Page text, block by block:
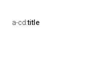
a-cd:title